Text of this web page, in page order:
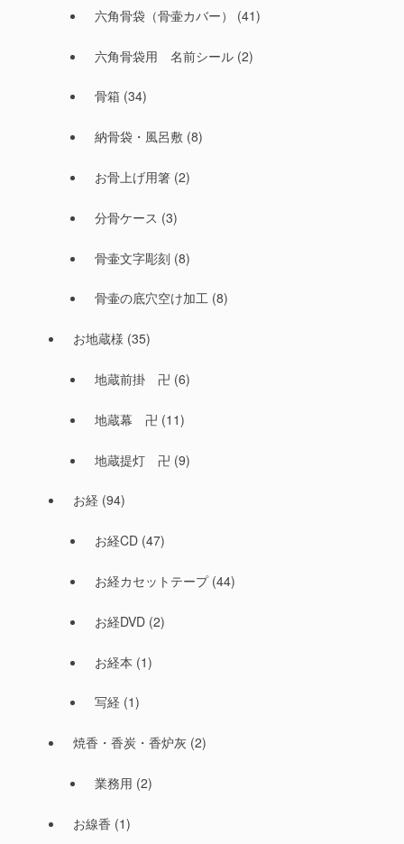
六角骨袋（骨壷カバー） (41)
六角骨袋用 名前シール(2)
骨箱(34)
納骨袋・風呂敷(8)
お骨上げ用箸(2)
分骨ケース (3)
骨壷文字彫刻 (8)
骨壷の底穴空け加工(8)
お地蔵様 (35)
地蔵前掛 卍 (6)
地蔵幕 卍 (11)
地蔵提灯 卍 (9)
お経 (94)
お経CD(47)
お経カセットテープ(44)
お経DVD(2)
お経本 (1)
写経 (1)
焼香・香炭・香炉灰 (2)
業務用 (2)
お線香 (1)